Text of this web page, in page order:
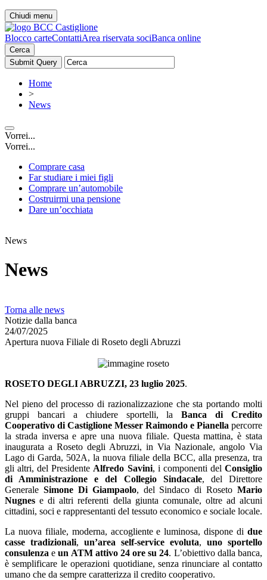
Chiudi menu
Blocco carteContattiArea riservata sociBanca online
Cerca
Home
>
News
Vorrei...
Vorrei...
Comprare casa
Far studiare i miei figli
Comprare un’automobile
Costruirmi una pensione
Dare un’occhiata
News
News
Torna alle news
Notizie dalla banca
24/07/2025
Apertura nuova Filiale di Roseto degli Abruzzi
ROSETO DEGLI ABRUZZI, 23 luglio 2025.
Nel pieno del processo di razionalizzazione che sta portando molti
gruppi bancari a chiudere sportelli, laBanca di Credito
Cooperativo di Castiglione Messer Raimondo e Pianella percorre
la strada inversa e apre una nuova filiale. Questa mattina, è stata
inaugurata a Roseto degli Abruzzi, in Via Nazionale, angolo Via
Lago di Garda, 502A, la nuova filiale della BCC, alla presenza, tra
gli altri, del Presidente Alfredo Savini, i componenti delConsiglio
di Amministrazione e del Collegio Sindacale, del Direttore
Generale Simone Di Giampaolo, del Sindaco di Roseto Mario
Nugnes e di altri referenti della giunta comunale, oltre ad alcuni
cittadini, soci e rappresentanti del tessuto economico e sociale locale.
La nuova filiale, moderna, accogliente e luminosa, dispone di due
casse tradizionali, un’area self-service evoluta, uno sportello
consulenza eun ATM attivo 24 ore su 24. L’obiettivo dalla banca,
è semplificare le operazioni quotidiane, senza rinunciare al contatto
umano che da sempre caratterizza il credito cooperativo.